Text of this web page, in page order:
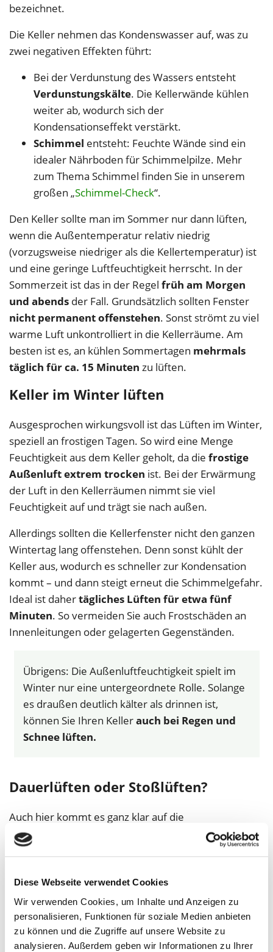
Diese Webseite verwendet Cookies
Wir verwenden Cookies, um Inhalte und Anzeigen zu
personalisieren, Funktionen für soziale Medien anbieten
zu können und die Zugriffe auf unsere Website zu
analysieren. Außerdem geben wir Informationen zu Ihrer
bezeichnet.
Die Keller nehmen das Kondenswasser auf, was zu
zwei negativen Effekten führt:
Bei der Verdunstung des Wassers entsteht
Verdunstungskälte. Die Kellerwände kühlen
weiter ab, wodurch sich der
Kondensationseffekt verstärkt.
Schimmel entsteht: Feuchte Wände sind ein
idealer Nährboden für Schimmelpilze. Mehr
zum Thema Schimmel finden Sie in unserem
großen „Schimmel-Check“.
Den Keller sollte man im Sommer nur dann lüften,
wenn die Außentemperatur relativ niedrig
(vorzugsweise niedriger als die Kellertemperatur) ist
und eine geringe Luftfeuchtigkeit herrscht. In der
Sommerzeit ist das in der Regel früh am Morgen
und abends der Fall. Grundsätzlich sollten Fenster
nicht permanent offenstehen. Sonst strömt zu viel
warme Luft unkontrolliert in die Kellerräume. Am
besten ist es, an kühlen Sommertagen mehrmals
täglich für ca. 15 Minuten zu lüften.
Keller im Winter lüften
Ausgesprochen wirkungsvoll ist das Lüften im Winter,
speziell an frostigen Tagen. So wird eine Menge
Feuchtigkeit aus dem Keller geholt, da die frostige
Außenluft extrem trocken ist. Bei der Erwärmung
der Luft in den Kellerräumen nimmt sie viel
Feuchtigkeit auf und trägt sie nach außen.
Allerdings sollten die Kellerfenster nicht den ganzen
Wintertag lang offenstehen. Denn sonst kühlt der
Keller aus, wodurch es schneller zur Kondensation
kommt – und dann steigt erneut die Schimmelgefahr.
Ideal ist dahertägliches Lüften für etwa fünf
Minuten. So vermeiden Sie auch Frostschäden an
Innenleitungen oder gelagerten Gegenständen.
Übrigens: Die Außenluftfeuchtigkeit spielt im
Winter nur eine untergeordnete Rolle. Solange
es draußen deutlich kälter als drinnen ist,
können Sie Ihren Kellerauch bei Regen und
Schnee lüften.
Dauerlüften oder Stoßlüften?
Auch hier kommt es ganz klar auf die
Außenbedingungen
an. Zwar gilt Stoßlüften oft als
bessere Variante – bei den falschen Bedingungen
trocken ist. Dann kann man mit weit geöffneten
Fenstern
in kurzer Zeit viel Luft austauschen
dieFeuchtigkeit senken. Der große Vorteil: Da nur